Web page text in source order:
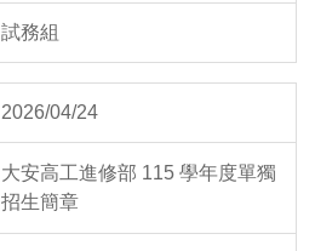
試務組
2026/04/24
大安高工進修部 115 學年度單獨
招生簡章